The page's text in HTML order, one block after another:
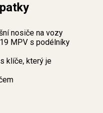
nosiče na vozy
MPV s podélníky
klíče, který je